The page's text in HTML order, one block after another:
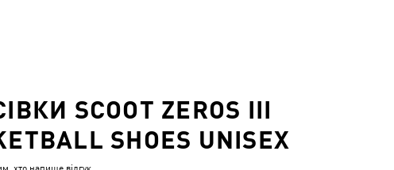
SCOOT ZEROS III
SHOES UNISEX